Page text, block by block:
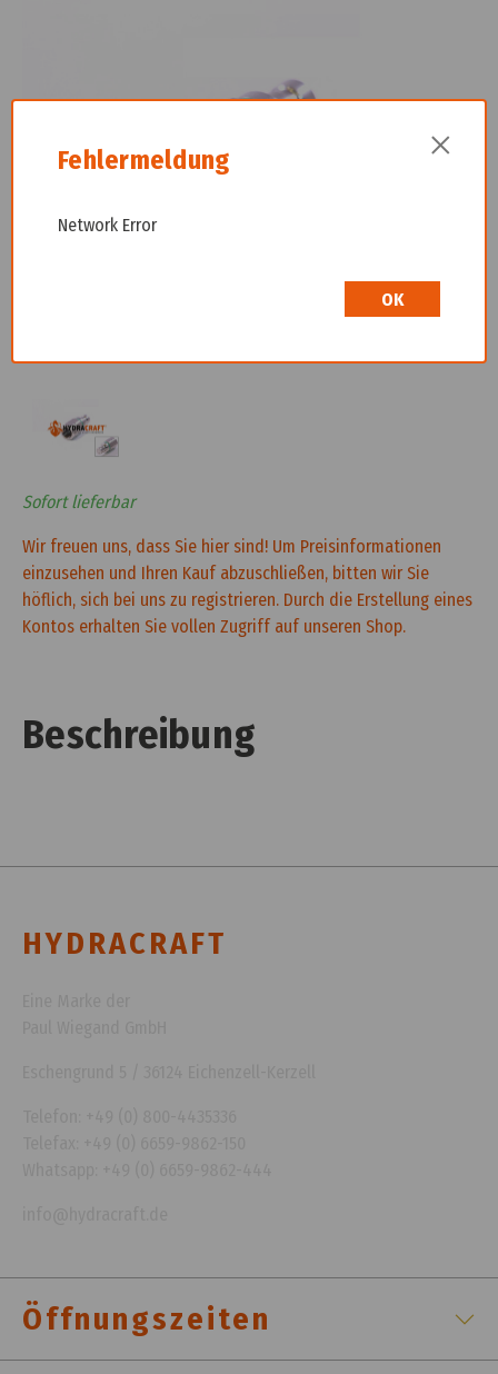
Sofort lieferbar
Wir freuen uns, dass Sie hier sind! Um Preisinformationen
einzusehen und Ihren Kauf abzuschließen, bitten wir Sie
höflich, sich bei uns zu registrieren. Durch die Erstellung eines
Kontos erhalten Sie vollen Zugriff auf unseren Shop.
Beschreibung
HYDRACRAFT
Öffnungszeiten
Fehlermeldung ×
Network Error
OK